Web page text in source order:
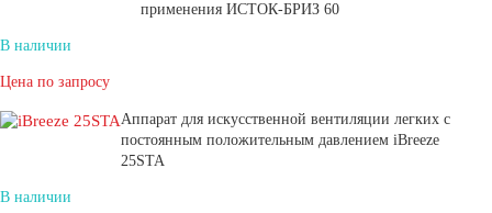
применения ИСТОК‑БРИЗ 60
В наличии
Цена по запросу
Аппарат для искусственной вентиляции легких с
постоянным положительным давлением iBreeze
25STA
В наличии